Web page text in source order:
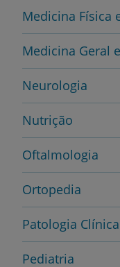
Medicina Física
Medicina Geral
Neurologia
Nutrição
Oftalmologia
Ortopedia
Patologia Clínica
Pediatria